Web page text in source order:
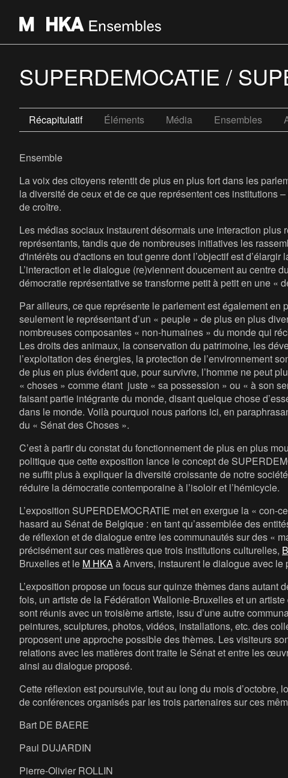
SUPERDEMOCATIE /
Récapitulatif Éléments Média Ensembles
Ensemble
La voix des citoyens retentit de plus en plus fort dans les
la diversité de ceux et de ce que représentent ces institutions
de croître.
Les médias sociaux instaurent désormais une interaction plus
représentants, tandis que de nombreuses initiatives les
d'intérêts ou d'actions en tout genre dont l’objectif est d’élargir
L’interaction et le dialogue (re)viennent doucement au centre
démocratie représentative se transforme petit à petit en une «
Par ailleurs, ce que représente le parlement est également en
seulement le représentant d’un « peuple » de plus en plus
nombreuses composantes « non-humaines » du monde qui
Les droits des animaux, la conservation du patrimoine, les
l’exploitation des énergies, la protection de l’environnement
de plus en plus évident que, pour survivre, l’homme ne peut
« choses » comme étant juste « sa possession » ou « à son
faisant partie intégrante du monde, disant quelque chose
dans le monde. Voilà pourquoi nous parlons ici, en
du « Sénat des Choses ».
C’est à partir du constat du fonctionnement de plus en plus
politique que cette exposition lance le concept de
ne suffit plus à expliquer la diversité croissante de notre
réduire la démocratie contemporaine à l’isoloir et l’hémicycle.
L’exposition SUPERDEMOCRATIE met en exergue la « con-
hasard au Sénat de Belgique : en tant qu’assemblée des
de réflexion et de dialogue entre les communautés sur des «
précisément sur ces matières que trois institutions culturelles,
Bruxelles et le M HKAà Anvers, instaurent le dialogue avec le
L’exposition propose un focus sur quinze thèmes dans autant
fois, un artiste de la Fédération Wallonie-Bruxelles et un
sont réunis avec un troisième artiste, issu d’une autre
peintures, sculptures, photos, vidéos, installations, etc. des
proposent une approche possible des thèmes. Les visiteurs
relations avec les matières dont traite le Sénat et entre les
ainsi au dialogue proposé.
Cette réflexion est poursuivie, tout au long du mois d’octobre,
de conférences organisés par les trois partenaires sur ces
Bart DE BAERE
Paul DUJARDIN
Pierre-Olivier ROLLIN